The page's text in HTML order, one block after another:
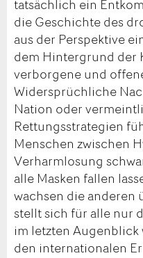
tatsächlich ein
die Geschichte des
aus der Perspektive
dem Hintergrund der
verborgene und
Widersprüchliche
Nation oder
Rettungsstrategien
Menschen zwischen
Verharmlosung
alle Masken fallen
wachsen die anderen
stellt sich für alle nur
im letzten
den internationalen